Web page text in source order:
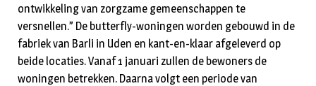
ontwikkeling van zorgzame gemeenschappen te
versnellen.” De butterfly-woningen worden gebouwd in de
fabriek van Barli in Uden en kant-en-klaar afgeleverd op
beide locaties. Vanaf 1 januari zullen de bewoners de
woningen betrekken. Daarna volgt een periode van